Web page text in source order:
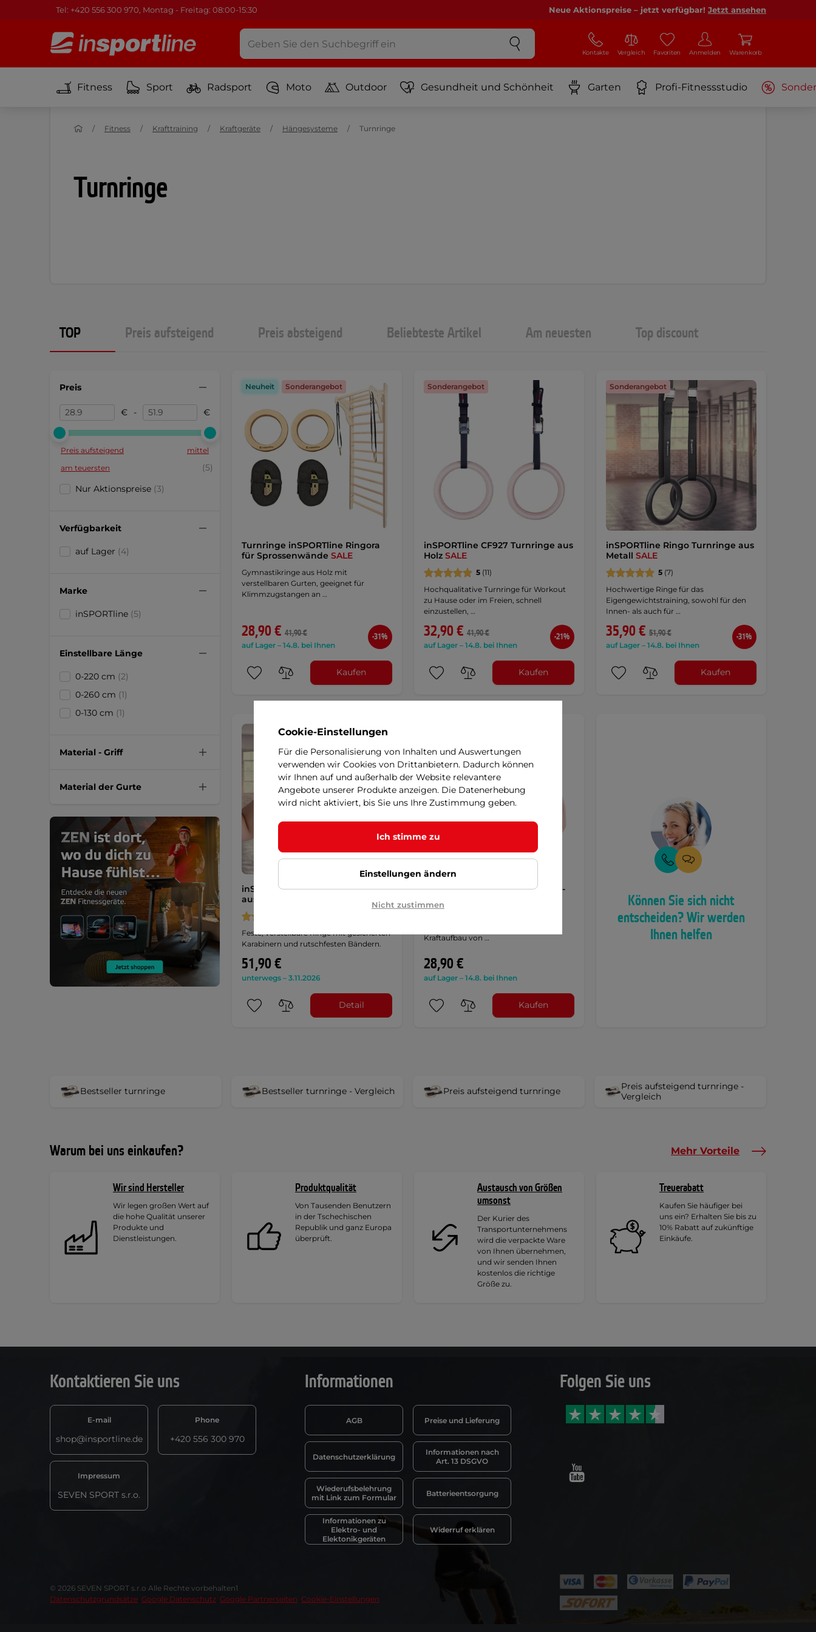
Tel: +420 556 300 970, Montag - Freitag: 08:00-15:30 Neue Aktionspreise – jetzt verfügbar! Jetzt ansehen
Kontakte Vergleich Favoriten Anmelden Warenkorb
Fitness Sport Radsport Moto Outdoor Gesundheit und Schönheit Garten Profi-Fitnessstudio
Turnringe
Fitness Krafttraining Kraftgeräte Hängesysteme Turnringe
TOP Preis aufsteigend Preis absteigend Beliebteste Artikel Am neuesten Top discount
Preis
€ - €
Preis aufsteigend
mittel
am teuersten
(5)
Nur Aktionspreise (3)
Verfügbarkeit
auf Lager (4)
Marke
inSPORTline (5)
Einstellbare Länge
0-220 cm (2)
0-260 cm (1)
0-130 cm (1)
Material - Griff
Material der Gurte
Neuheit Sonderangebot
Turnringe inSPORTline Ringora
für Sprossenwände SALE
Gymnastikringe aus Holz mit
verstellbaren Gurten, geeignet für
Klimmzugstangen an …
28,90 € 41,90 €
auf Lager – 14.8. bei Ihnen
-31%
Kaufen
Sonderangebot
inSPORTline CF927 Turnringe aus
Holz SALE
5(11)
Hochqualitative Turnringe für Workout
zu Hause oder im Freien, schnell
einzustellen, …
32,90 € 41,90 €
auf Lager – 14.8. bei Ihnen
-21%
Kaufen
Sonderangebot
inSPORTline Ringo Turnringe aus
Metall SALE
5(7)
Hochwertige Ringe für das
Eigengewichtstraining, sowohl für den
Innen- als auch für …
35,90 € 51,90 €
auf Lager – 14.8. bei Ihnen
-31%
Kaufen
inSPORTline Suspe II Turnringe
aus Holz
Feste, verstellbare Ringe mit gesicherten
Karabinern und rutschfesten Bändern.
51,90 €
unterwegs – 3.11.2026
Detail
inSPORTline Single Klimmzüge-
Kraftaufbau von …
28,90 €
auf Lager – 14.8. bei Ihnen
Kaufen
Können Sie sich nicht
entscheiden? Wir werden
Ihnen helfen
Bestseller turnringe Bestseller turnringe - Vergleich Preis aufsteigend turnringe
Preis aufsteigend turnringe -
Vergleich
Warum bei uns einkaufen? Mehr Vorteile
Wir sind Hersteller
Wir legen großen Wert auf
die hohe Qualität unserer
Produkte und
Dienstleistungen.
Produktqualität
Von Tausenden Benutzern
in der Tschechischen
Republik und ganz Europa
überprüft.
Austausch von Größen
umsonst
Der Kurier des
Transportunternehmens
wird die verpackte Ware
von Ihnen übernehmen,
und wir senden Ihnen
kostenlos die richtige
Größe zu.
Treuerabatt
Kaufen Sie häufiger bei
uns ein? Erhalten Sie bis zu
10% Rabatt auf zukünftige
Einkäufe.
Kontaktieren Sie uns
E-mail
shop@insportline.de
Phone
+420 556 300 970
Impressum
SEVEN SPORT s.r.o.
Informationen
AGB Preise und Lieferung
Datenschutzerklärung
Informationen nach
Art. 13 DSGVO
Wiederufsbelehrung
mit Link zum Formular
Batterieentsorgung
Informationen zu
Elektro- und
Elektonikgeräten
Widerruf erklären
Folgen Sie uns
Youtube
© 2026 SEVEN SPORT s.r.o Alle Rechte vorbehalten1
Datenschutzgrundsätze Google Datenschutz Google Partnerseiten Cookie-Einstellungen
Cookie-Einstellungen
Für die Personalisierung von Inhalten und Auswertungen
verwenden wir Cookies von Drittanbietern. Dadurch können
wir Ihnen auf und außerhalb der Website relevantere
Angebote unserer Produkte anzeigen. Die Datenerhebung
wird nicht aktiviert, bis Sie uns Ihre Zustimmung geben.
Ich stimme zu
Einstellungen ändern
Nicht zustimmen